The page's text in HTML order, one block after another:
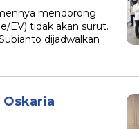
mendorong
EV) tidak akan surut.
dijadwalkan